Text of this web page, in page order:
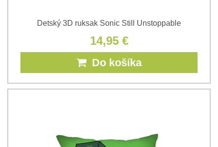
Detský 3D ruksak Sonic Still Unstoppable
14,95 €
Do košíka